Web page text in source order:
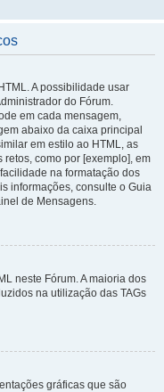
A possibilidade usar
do Fórum.
em cada mensagem,
abaixo da caixa principal
em estilo ao HTML, as
retos, como por [exemplo], em
na formatação dos
informações, consulte o Guia
de Mensagens.
neste Fórum. A maioria dos
na utilização das TAGs
gráficas que são